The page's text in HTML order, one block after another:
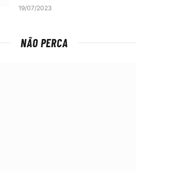
19/07/2023
NÃO PERCA